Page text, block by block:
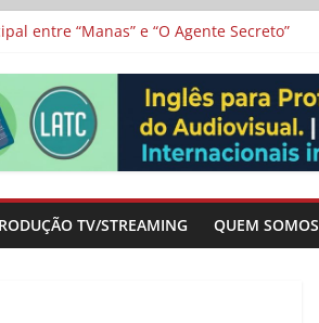
de série argentina para o cinema
entre “Manas” e “O Agente Secreto”
TV/STREAMING QUEM SOMOS